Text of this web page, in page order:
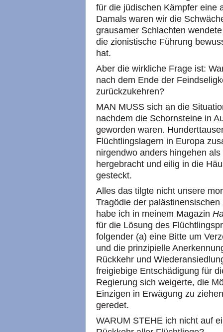
für die jüdischen Kämpfer eine
Damals waren wir die
grausamer Schlachten
die zionistische Führung
hat.
Aber die wirkliche Frage ist:
nach dem Ende der
zurückzukehren?
MAN MUSS sich an die
nachdem die Schornsteine in
geworden waren.
Flüchtlingslagern in Europa
nirgendwo anders hingehen
hergebracht und eilig in die
gesteckt.
Alles das tilgte nicht unsere
Tragödie der
habe ich in meinem Magazin
für die Lösung des
folgender (a) eine Bitte um
und die prinzipielle
Rückkehr und
freigiebige Entschädigung für
Regierung sich weigerte, die
Einzigen in Erwägung zu
geredet.
WARUM STEHE ich nicht auf